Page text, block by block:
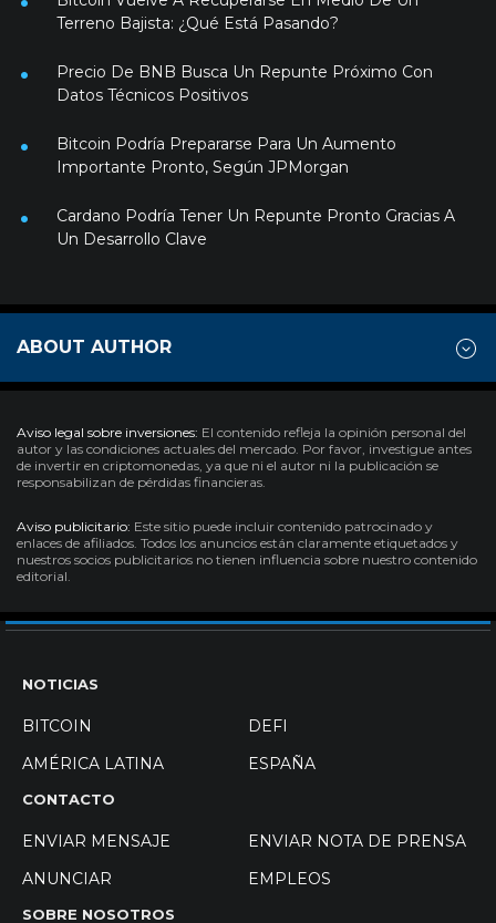
Terreno Bajista: ¿Qué Está Pasando?
Precio De BNB Busca Un Repunte Próximo Con
Datos Técnicos Positivos
Bitcoin Podría Prepararse Para Un Aumento
Importante Pronto, Según JPMorgan
Cardano Podría Tener Un Repunte Pronto Gracias A
Un Desarrollo Clave
ABOUT AUTHOR
Aviso legal sobre inversiones: El contenido refleja la opinión personal del
autor y las condiciones actuales del mercado. Por favor, investigue antes
de invertir en criptomonedas, ya que ni el autor ni la publicación se
responsabilizan de pérdidas financieras.
Aviso publicitario: Este sitio puede incluir contenido patrocinado y
enlaces de afiliados. Todos los anuncios están claramente etiquetados y
nuestros socios publicitarios no tienen influencia sobre nuestro contenido
editorial.
NOTICIAS
BITCOIN
DEFI
AMÉRICA LATINA
ESPAÑA
CONTACTO
ENVIAR MENSAJE
ENVIAR NOTA DE PRENSA
ANUNCIAR
EMPLEOS
SOBRE NOSOTROS